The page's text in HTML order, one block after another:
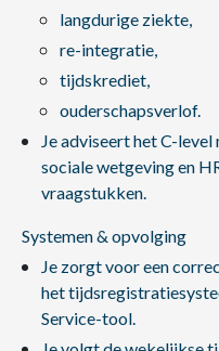
langdurige ziekte,
re-integratie,
tijdskrediet,
ouderschapsverlof.
Je adviseert het C-
sociale wetgeving en
vraagstukken.
Systemen & opvolging
Je zorgt voor een
het
Service-tool.